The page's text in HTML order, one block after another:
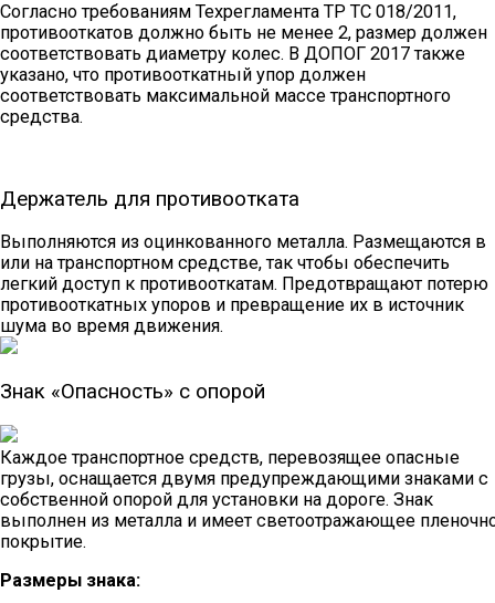
Согласно требованиям Техрегламента ТР ТС 018/2011,
противооткатов должно быть не менее 2, размер должен
соответствовать диаметру колес. В ДОПОГ 2017 также
указано, что противооткатный упор должен
соответствовать максимальной массе транспортного
средства.
Держатель для противоотката
Выполняются из оцинкованного металла. Размещаются в
или на транспортном средстве, так чтобы обеспечить
легкий доступ к противооткатам. Предотвращают потерю
противооткатных упоров и превращение их в источник
шума во время движения.
Знак «Опасность» с опорой
Каждое транспортное средств, перевозящее опасные
грузы, оснащается двумя предупреждающими знаками с
собственной опорой для установки на дороге. Знак
выполнен из металла и имеет светоотражающее
покрытие.
Размеры знака: